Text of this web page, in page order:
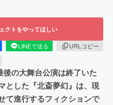
クトをやってほしい
LINEで送る
URLコピー
の大舞台公演は終了いた
とした『北斎夢幻』は、現
て進行するフィクションで